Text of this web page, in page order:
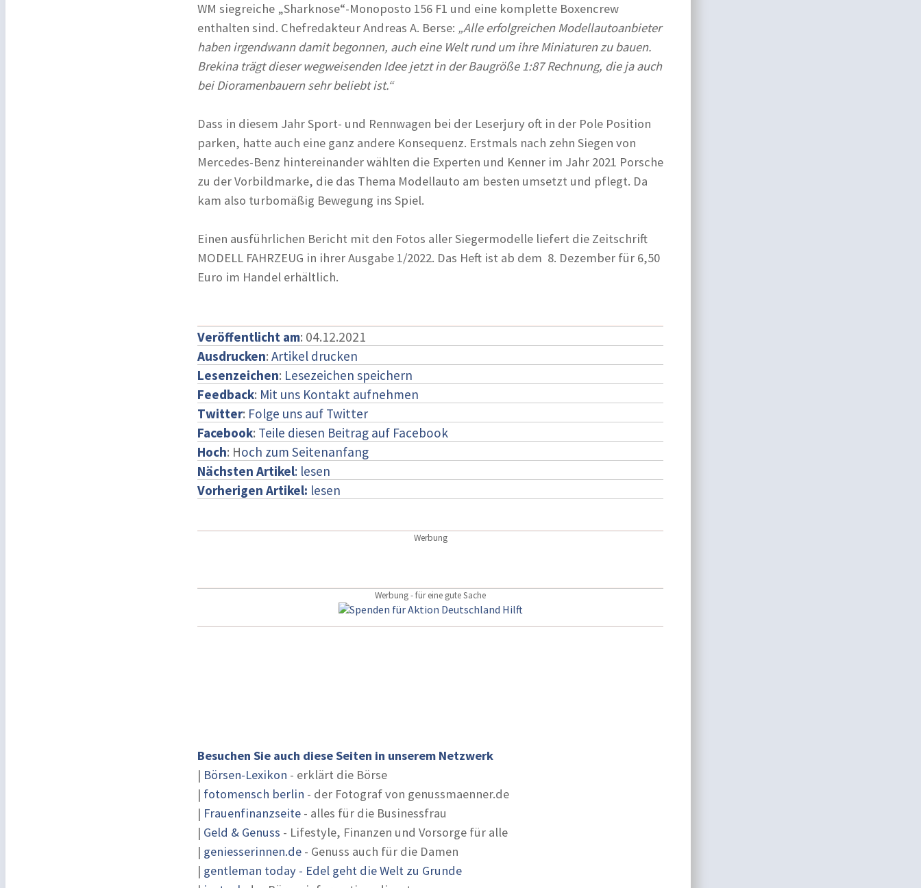
WM siegreiche „Sharknose“-Monoposto 156 F1 und eine komplette Boxencrew
enthalten sind. Chefredakteur Andreas A. Berse: „Alle erfolgreichen Modellautoanbieter
haben irgendwann damit begonnen, auch eine Welt rund um ihre Miniaturen zu bauen.
Brekina trägt dieser wegweisenden Idee jetzt in der Baugröße 1:87 Rechnung, die ja auch
bei Dioramenbauern sehr beliebt ist.“
Dass in diesem Jahr Sport- und Rennwagen bei der Leserjury oft in der Pole Position
parken, hatte auch eine ganz andere Konsequenz. Erstmals nach zehn Siegen von
Mercedes-Benz hintereinander wählten die Experten und Kenner im Jahr 2021 Porsche
zu der Vorbildmarke, die das Thema Modellauto am besten umsetzt und pflegt. Da
kam also turbomäßig Bewegung ins Spiel.
Einen ausführlichen Bericht mit den Fotos aller Siegermodelle liefert die Zeitschrift
MODELL FAHRZEUG in ihrer Ausgabe 1/2022. Das Heft ist ab dem 8. Dezember für 6,50
Euro im Handel erhältlich.
Veröffentlicht am: 04.12.2021
Ausdrucken: Artikel drucken
Lesenzeichen: Lesezeichen speichern
Feedback: Mit uns Kontakt aufnehmen
Twitter: Folge uns auf Twitter
Facebook: Teile diesen Beitrag auf Facebook
Hoch: Hoch zum Seitenanfang
Nächsten Artikel: lesen
Vorherigen Artikel: lesen
Werbung
Werbung - für eine gute Sache
Besuchen Sie auch diese Seiten in unserem Netzwerk
| Börsen-Lexikon - erklärt die Börse
| fotomensch berlin - der Fotograf von genussmaenner.de
| Frauenfinanzseite - alles für die Businessfrau
| Geld & Genuss - Lifestyle, Finanzen und Vorsorge für alle
| geniesserinnen.de - Genuss auch für die Damen
| gentleman today - Edel geht die Welt zu Grunde